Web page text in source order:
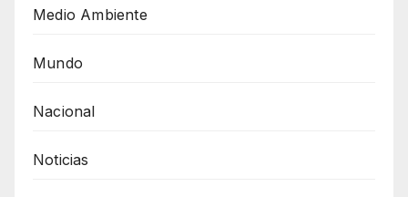
Medio Ambiente
Mundo
Nacional
Noticias